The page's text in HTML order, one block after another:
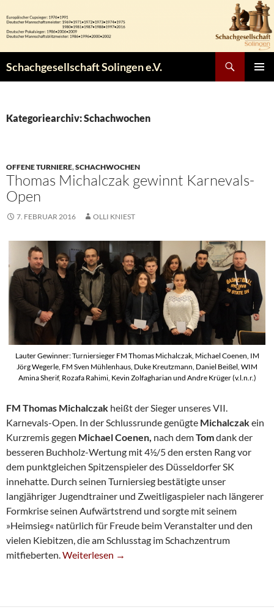
Inhalt
springen
Schachgesellschaft Solingen e.V.
Kategoriearchiv: Schachwochen
OFFENE TURNIERE,SCHACHWOCHEN
Thomas Michalczak gewinnt Karnevals-
Open
7. FEBRUAR 2016 OLLI KNIEST
Lauter Gewinner: Turniersieger FM Thomas Michalczak, Michael Coenen, IM
Jörg Wegerle, FM Sven Mühlenhaus, Duke Kreutzmann, Daniel Beißel, WIM
Amina Sherif, Rozafa Rahimi, Kevin Zolfagharian und Andre Krüger (v.l.n.r.)
FM Thomas Michalczak heißt der Sieger unseres VII.
Karnevals-Open. In der Schlussrunde genügte Michalczakein
Kurzremis gegen Michael Coenen, nach demTomdank der
besseren Buchholz-Wertung mit 4½/5 den ersten Rang vor
dem punktgleichen Spitzenspieler des Düsseldorfer SK
innehatte. Durch seinen Turniersieg bestätigte unser
langjähriger Jugendtrainer und Zweitligaspieler nach längerer
Formkrise seinen Aufwärtstrend und sorgte mit seinem
»Heimsieg« natürlich für Freude beim Veranstalter und den
vielen Kiebitzen, die am Schlusstag im Schachzentrum
mitfieberten.Thomas Michalczak Gewinnt Karnevals-Open
Weiterlesen →